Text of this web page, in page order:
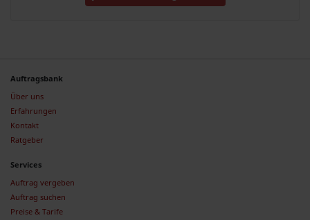
Auftragsbank
Über uns
Erfahrungen
Kontakt
Ratgeber
Services
Auftrag vergeben
Auftrag suchen
Preise & Tarife